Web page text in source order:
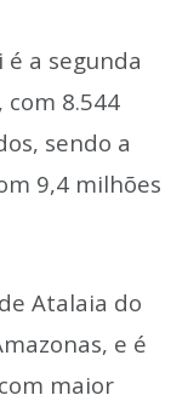
é a segunda
8.544
sendo a
9,4 milhões
Atalaia do
e é
maior